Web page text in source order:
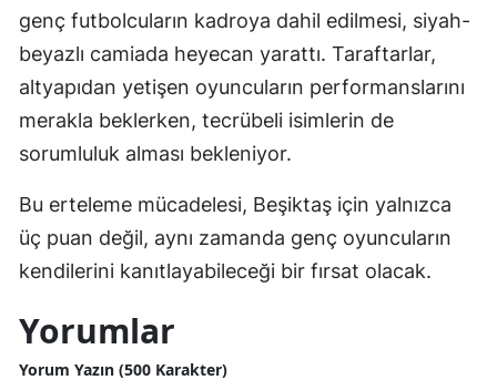
Zonguldak
Aksaray
Bayburt
Kırıkkale
Batman
Şırnak
genç futbolcuların kadroya dahil edilmesi, siyah-
beyazlı camiada heyecan yarattı. Taraftarlar,
altyapıdan yetişen oyuncuların performanslarını
merakla beklerken, tecrübeli isimlerin de
sorumluluk alması bekleniyor.
Bu erteleme mücadelesi, Beşiktaş için yalnızca
üç puan değil, aynı zamanda genç oyuncuların
kendilerini kanıtlayabileceği bir fırsat olacak.
Yorumlar
Yorum Yazın (500 Karakter)